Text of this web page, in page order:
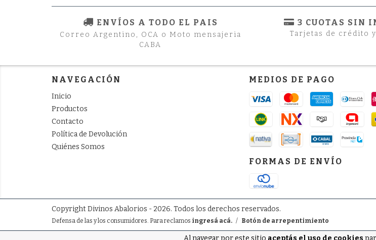
Al navegar por este sitio aceptás el uso de cookies
ENVÍOS A TODO EL PAIS
Correo Argentino, OCA o Moto mensajeria
CABA
3 CUOTAS SIN
Tarjetas de crédito
NAVEGACIÓN
Inicio
Productos
Contacto
Política de Devolución
Quiénes Somos
MEDIOS DE PAGO
FORMAS DE ENVÍO
Copyright Divinos Abalorios - 2026. Todos los derechos reservados.
Defensa de las y los consumidores. Para reclamos ingresá acá. / Botón de arrepentimiento